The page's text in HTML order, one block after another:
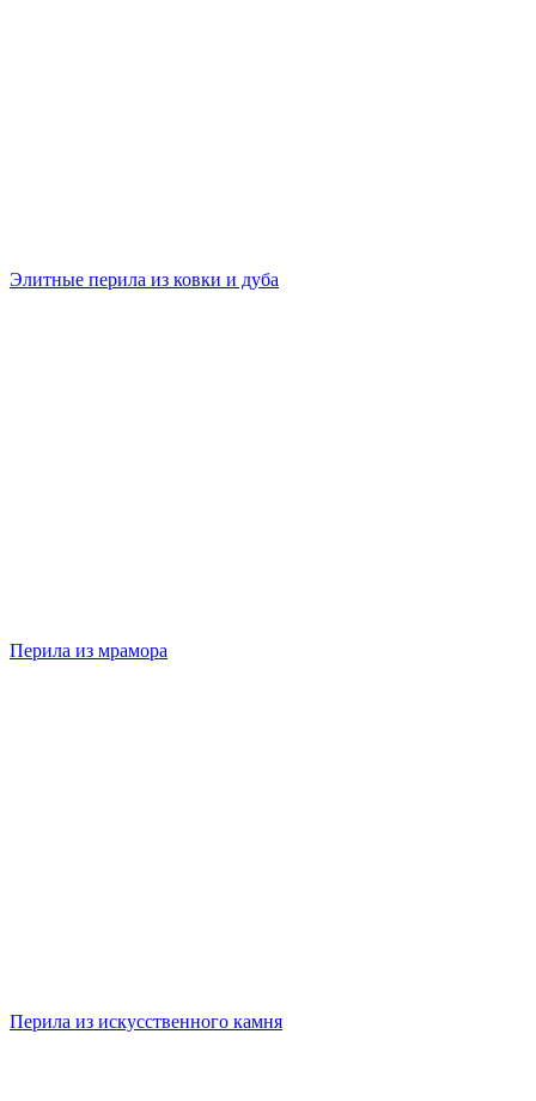
Элитные перила из ковки и дуба
Перила из мрамора
Перила из искусственного камня